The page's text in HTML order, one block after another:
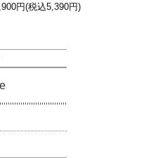
円(税込5,390円)